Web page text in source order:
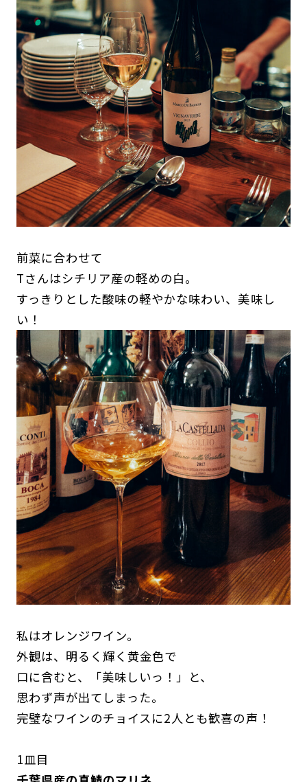
前菜に合わせて
Tさんはシチリア産の軽めの白。
すっきりとした酸味の軽やかな味わい、美味し
い！
私はオレンジワイン。
外観は、明るく輝く黄金色で
口に含むと、「美味しいっ！」と、
思わず声が出てしまった。
完璧なワインのチョイスに2人とも歓喜の声！
1皿目